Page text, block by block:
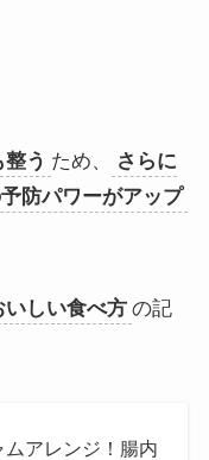
う ため、
さらに
防パワーがアップ
いしい食べ方 の記
アレンジ！腸内